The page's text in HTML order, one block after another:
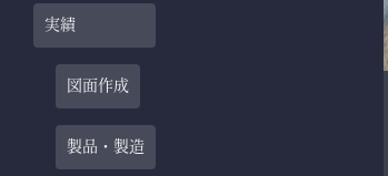
実績
図面作成
製品・製造